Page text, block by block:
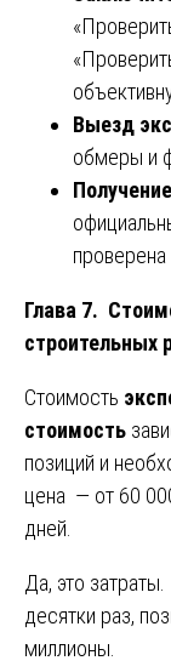
Выезд
обмеры и
проверена
Глава 7.
строительных
Стоимость
стоимость
позиций и
цена — от 60
дней.
Да, это
десятки раз,
миллионы.